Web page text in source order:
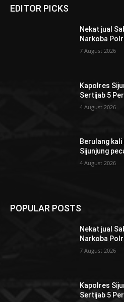
EDITOR PICKS
Nekat jual
Narkoba
7 August 2026
Kapolres
Sertijab 5
4 August 2026
Berulang
Sijunjung
4 August 2026
POPULAR POSTS
Nekat jual
Narkoba
7 August 2026
Kapolres
Sertijab 5